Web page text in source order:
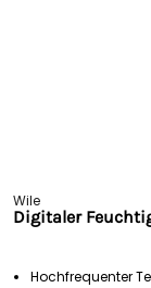
Wile
Digitaler
Hochfrequenter